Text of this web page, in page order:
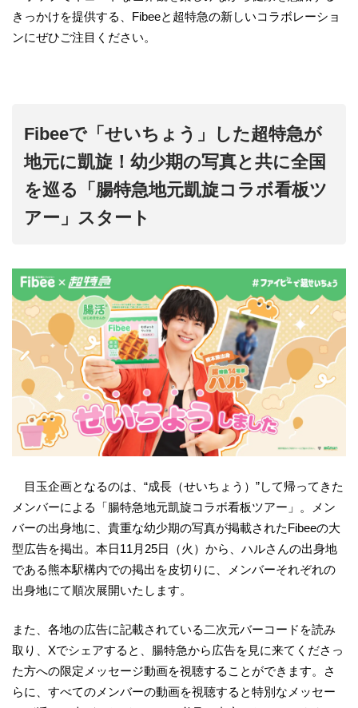
きっかけを提供する、Fibeeと超特急の新しいコラボレーショ
ンにぜひご注目ください。
Fibeeで「せいちょう」した超特急が
地元に凱旋！幼少期の写真と共に全国
を巡る「腸特急地元凱旋コラボ看板ツ
アー」スタート
目玉企画となるのは、“成長（せいちょう）”して帰ってきた
メンバーによる「腸特急地元凱旋コラボ看板ツアー」。メン
バーの出身地に、貴重な幼少期の写真が掲載されたFibeeの大
型広告を掲出。本日11月25日（火）から、ハルさんの出身地
である熊本駅構内での掲出を皮切りに、メンバーそれぞれの
出身地にて順次展開いたします。
また、各地の広告に記載されている二次元バーコードを読み
取り、Xでシェアすると、腸特急から広告を見に来てくださっ
た方への限定メッセージ動画を視聴することができます。さ
らに、すべてのメンバーの動画を視聴すると特別なメッセー